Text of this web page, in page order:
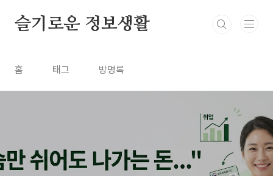
슬기로운 정보생활
홈 태그 방명록